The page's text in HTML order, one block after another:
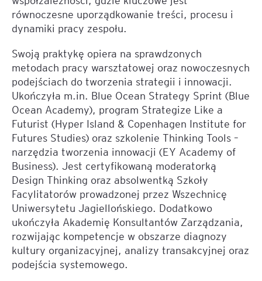
równoczesne uporządkowanie treści, procesu i
dynamiki pracy zespołu.
Swoją praktykę opiera na sprawdzonych
metodach pracy warsztatowej oraz nowoczesnych
podejściach do tworzenia strategii i innowacji.
Ukończyła m.in. Blue Ocean Strategy Sprint (Blue
Ocean Academy), program Strategize Like a
Futurist (Hyper Island & Copenhagen Institute for
Futures Studies) oraz szkolenie Thinking Tools –
narzędzia tworzenia innowacji (EY Academy of
Business). Jest certyfikowaną moderatorką
Design Thinking oraz absolwentką Szkoły
Facylitatorów prowadzonej przez Wszechnicę
Uniwersytetu Jagiellońskiego. Dodatkowo
ukończyła Akademię Konsultantów Zarządzania,
rozwijając kompetencje w obszarze diagnozy
kultury organizacyjnej, analizy transakcyjnej oraz
podejścia systemowego.